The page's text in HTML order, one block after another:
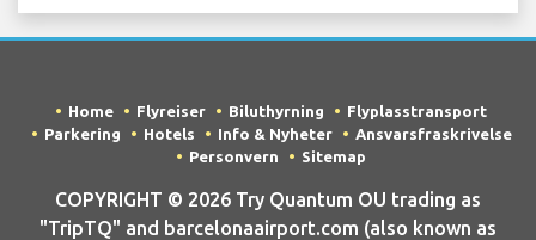
Home Flyreiser Biluthyrning
Flyplasstransport
Parkering
Hotels Info & Nyheter
Ansvarsfraskrivelse
Personvern
Sitemap
COPYRIGHT © 2026 Try Quantum OU trading as
"TripTQ" and barcelonaairport.com (also known as